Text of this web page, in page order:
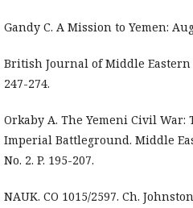
Gandy C. A Mission to Yemen:
British Journal of Middle Eastern
247-274.
Orkaby A. The Yemeni Civil
Imperial Battleground. Middle
No. 2. P. 195-207.
NAUK. CO 1015/2597. Ch.